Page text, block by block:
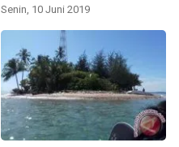
Senin, 10 Juni 2019